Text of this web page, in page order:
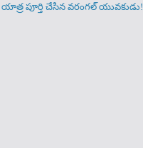
యాత్ర పూర్తి చేసిన వరంగల్ యువకుడు!